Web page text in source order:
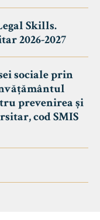
Skills.
2026-2027
sociale prin
prevenirea și
cod SMIS